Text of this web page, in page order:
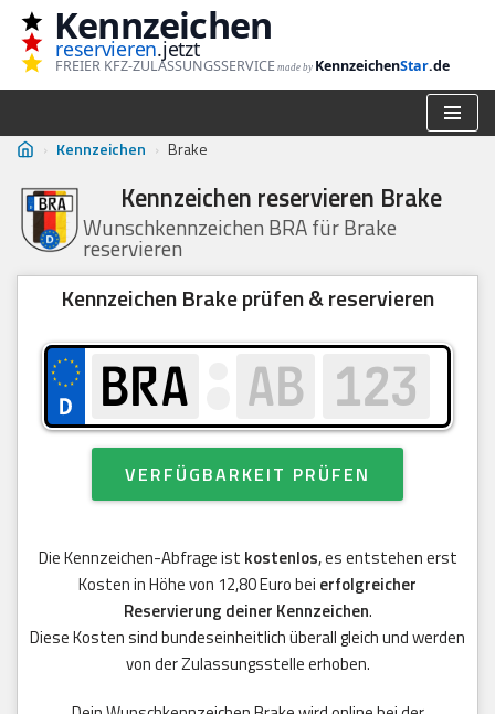
Zum
Inhalt
Kennzeichen
reservieren.jetzt
FREIER KFZ-ZULASSUNGSSERVICE made by KennzeichenStar.de
› Kennzeichen › Brake
Kennzeichen reservieren Brake
Wunschkennzeichen BRA für Brake
reservieren
Kennzeichen Brake prüfen & reservieren
VERFÜGBARKEIT PRÜFEN
Die Kennzeichen-Abfrage ist kostenlos, es entstehen erst
Kosten in Höhe von 12,80 Euro bei erfolgreicher
Reservierung deiner Kennzeichen.
Diese Kosten sind bundeseinheitlich überall gleich und werden
von der Zulassungsstelle erhoben.